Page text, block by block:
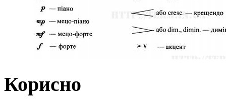
Корисно